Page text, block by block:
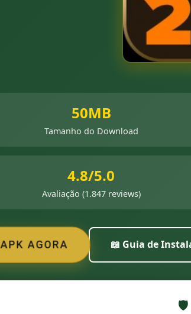
50MB
Tamanho do Download
4.8/5.0
Avaliação (1.847 reviews)
AGORA 📖 Guia de
🛡️